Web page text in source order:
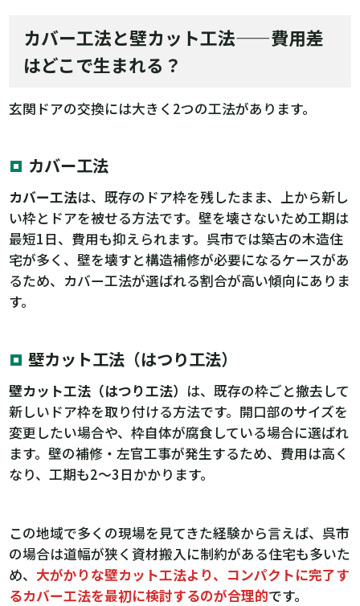
カバー工法と壁カット工法——費用差
はどこで生まれる？
玄関ドアの交換には大きく2つの工法があります。
カバー工法
カバー工法は、既存のドア枠を残したまま、上から新し
い枠とドアを被せる方法です。壁を壊さないため工期は
最短1日、費用も抑えられます。呉市では築古の木造住
宅が多く、壁を壊すと構造補修が必要になるケースがあ
るため、カバー工法が選ばれる割合が高い傾向にありま
す。
壁カット工法（はつり工法）
壁カット工法（はつり工法） は、既存の枠ごと撤去して
新しいドア枠を取り付ける方法です。開口部のサイズを
変更したい場合や、枠自体が腐食している場合に選ばれ
ます。壁の補修・左官工事が発生するため、費用は高く
なり、工期も2〜3日かかります。
この地域で多くの現場を見てきた経験から言えば、呉市
の場合は道幅が狭く資材搬入に制約がある住宅も多いた
め、 大がかりな壁カット工法より、コンパクトに完了す
るカバー工法を最初に検討するのが合理的です。